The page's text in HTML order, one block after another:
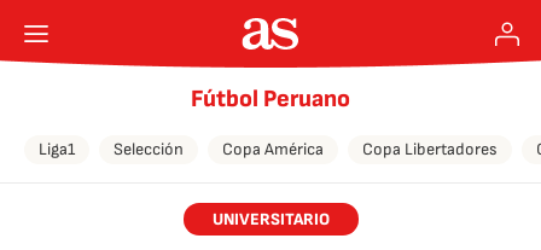
Fútbol Peruano
Liga1 Selección Copa América Copa Libertadores
UNIVERSITARIO